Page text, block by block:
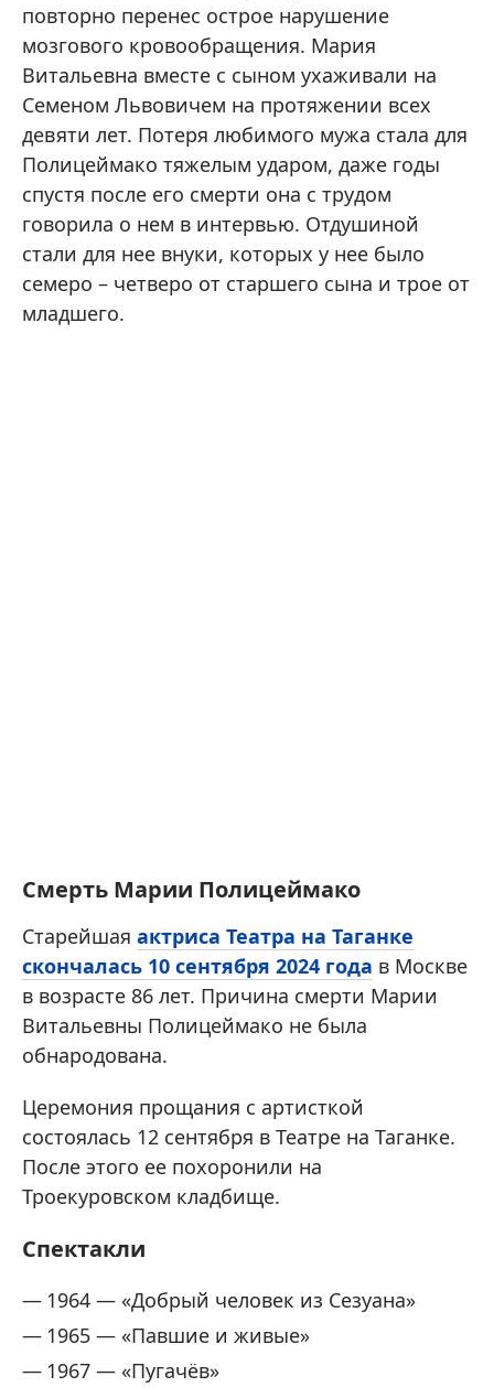
повторно перенес острое нарушение
мозгового кровообращения. Мария
Витальевна вместе с сыном ухаживали на
Семеном Львовичем на протяжении всех
девяти лет. Потеря любимого мужа стала для
Полицеймако тяжелым ударом, даже годы
спустя после его смерти она с трудом
говорила о нем в интервью. Отдушиной
стали для нее внуки, которых у нее было
семеро – четверо от старшего сына и трое от
младшего.
Смерть Марии Полицеймако
Старейшая актриса Театра на Таганке
скончалась 10 сентября 2024 года в Москве
в возрасте 86 лет. Причина смерти Марии
Витальевны Полицеймако не была
обнародована.
Церемония прощания с артисткой
состоялась 12 сентября в Театре на Таганке.
После этого ее похоронили на
Троекуровском кладбище.
Спектакли
1964 — «Добрый человек из Сезуана»
1965 — «Павшие и живые»
1967 — «Пугачёв»